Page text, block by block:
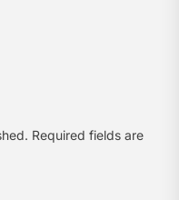
Required fields are